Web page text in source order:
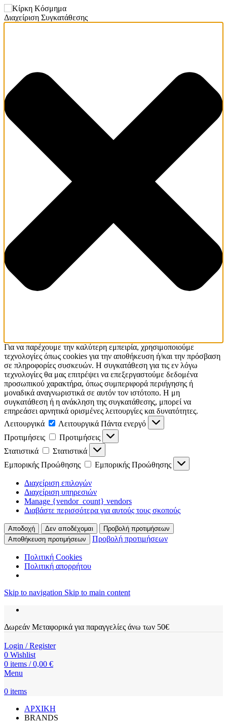
Διαχείριση Συγκατάθεσης
Για να παρέχουμε την καλύτερη εμπειρία, χρησιμοποιούμε
τεχνολογίες όπως cookies για την αποθήκευση ή/και την πρόσβαση
σε πληροφορίες συσκευών. Η συγκατάθεση για τις εν λόγω
τεχνολογίες θα μας επιτρέψει να επεξεργαστούμε δεδομένα
προσωπικού χαρακτήρα, όπως συμπεριφορά περιήγησης ή
μοναδικά αναγνωριστικά σε αυτόν τον ιστότοπο. Η μη
συγκατάθεση ή η ανάκληση της συγκατάθεσης, μπορεί να
επηρεάσει αρνητικά ορισμένες λειτουργίες και δυνατότητες.
Λειτουργικά
Λειτουργικά Πάντα ενεργό
Προτιμήσεις
Προτιμήσεις
Στατιστικά
Στατιστικά
Εμπορικής Προώθησης
Εμπορικής Προώθησης
Διαχείριση επιλογών
Διαχείριση υπηρεσιών
Manage {vendor_count} vendors
Διαβάστε περισσότερα για αυτούς τους σκοπούς
Αποδοχή Δεν αποδέχομαι
Προβολή προτιμήσεων
Αποθήκευση προτιμήσεων
Προβολή προτιμήσεων
Πολιτική Cookies
Πολιτική απορρήτου
Skip to navigation Skip to main content
Δωρεάν Μεταφορικά για παραγγελίες άνω των 50€
Login / Register
0 Wishlist
0 items / 0,00 €
Menu
0 items
ΑΡΧΙΚΗ
BRANDS